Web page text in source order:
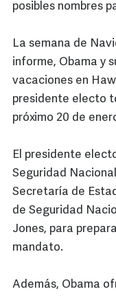
posibles nombres
La semana de
informe, Obama y
vacaciones en
presidente electo
próximo 20 de
El presidente
Seguridad
Secretaría de
de Seguridad
Jones, para
mandato.
Además, Obama